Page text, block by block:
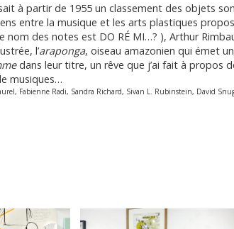
à partir de 1955 un classement des objets
entre la musique et les arts plastiques
nom des notes est DO RÉ MI…? ), Arthur
l’araponga, oiseau amazonien qui émet
dans leur titre, un rêve que j’ai fait à propos
musiques…
Fabienne Radi, Sandra Richard, Sivan L. Rubinstein, David